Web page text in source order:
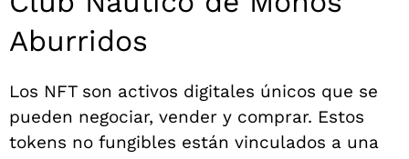
Aburridos
Los NFT son activos digitales únicos que se
pueden negociar, vender y comprar. Estos
tokens no fungibles están vinculados a una